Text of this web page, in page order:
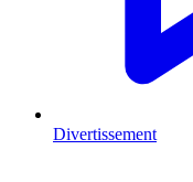
Divertissement